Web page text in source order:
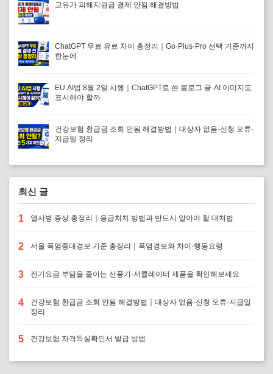
고유가 피해지원금 결제 안됨 해결방법
ChatGPT 무료 유료 차이 총정리｜Go·Plus·Pro 선택 기준까지
한눈에
EU AI법 8월 2일 시행｜ChatGPT로 쓴 블로그 글·AI 이미지도
표시해야 할까
건강보험 환급금 조회 안됨 해결방법｜대상자 없음·신청 오류·
지급일 정리
최신 글
1 열사병 증상 총정리｜응급처치 방법과 반드시 알아야 할 대처법
2 서울 폭염중대경보 기준 총정리｜폭염경보와 차이·행동요령
3 전기요금 부담을 줄이는 선풍기·서큘레이터 제품을 확인해보세요
4
건강보험 환급금 조회 안됨 해결방법｜대상자 없음·신청 오류·지급일
정리
5 건강보험 자격득실확인서 발급 방법